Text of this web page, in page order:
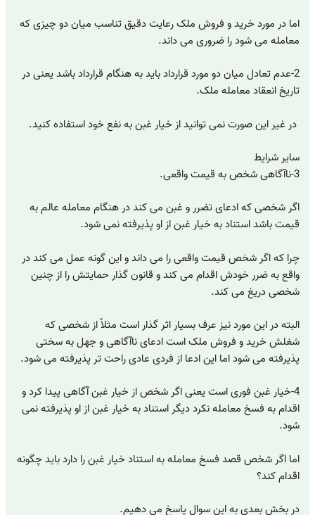
اما در مورد خرید و فروش ملک رعایت دقیق تناسب میان دو چیزی که
معامله می شود را ضروری می داند.
2-عدم تعادل میان دو مورد قرارداد باید به هنگام قرارداد باشد یعنی در
تاریخ انعقاد معامله ملک.
در غیر این صورت نمی توانید از خیار غبن به نفع خود استفاده کنید.
سایر شرایط
3-ناآگاهی شخص به قیمت واقعی.
اگر شخصی که ادعای تضرر و غبن می کند در هنگام معامله عالم به
قیمت باشد استناد به خیار غبن از او پذیرفته نمی شود.
چرا که اگر شخص قیمت واقعی را می داند و این گونه عمل می کند در
واقع به ضرر خودش اقدام می کند و قانون گذار حمایتش را از چنین
شخصی دریغ می کند.
البته در این مورد نیز عرف بسیار اثر گذار است مثلاً از شخصی که
شغلش خرید و فروش ملک است ادعای ناآگاهی و جهل به سختی
پذیرفته می شود اما این ادعا از فردی عادی راحت تر پذیرفته می شود.
4-خیار غبن فوری است یعنی اگر شخص از خیار غبن آگاهی پیدا کرد و
اقدام به فسخ معامله نکرد دیگر استناد به خیار غبن از او پذیرفته نمی
شود.
اما اگر شخص قصد فسخ معامله به استناد خیار غبن را دارد باید چگونه
اقدام کند؟
در بخش بعدی به این سوال پاسخ می دهیم.